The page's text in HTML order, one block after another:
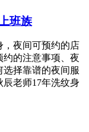
班族
，夜间可预约的店
的注意事项、夜
择靠谱的夜间服
老师17年洗纹身